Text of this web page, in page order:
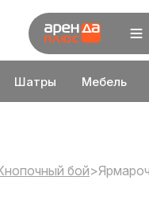
Шатры Мебель
бой>